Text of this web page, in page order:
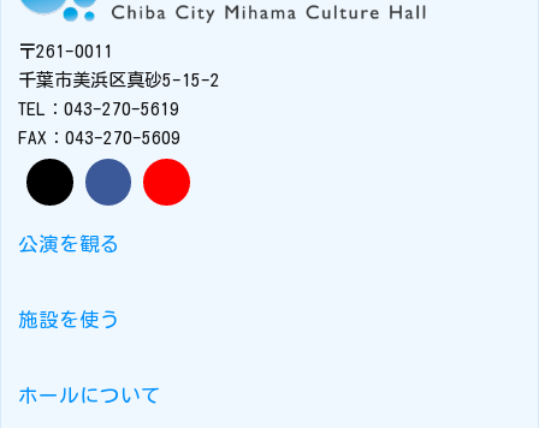
〒261-0011
千葉市美浜区真砂5-15-2
TEL：043-270-5619
FAX：043-270-5609
公演を観る
施設を使う
ホールについて